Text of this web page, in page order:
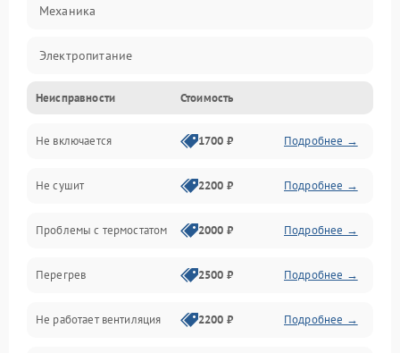
Механика
Электропитание
Нагрев
Механические повреждения
Оптика
Программное обеспечение
Датчики
Безопасность
Неисправности Стоимость
Не включается 1700 ₽ Подробнее →
Не сушит 2200 ₽ Подробнее →
Проблемы с термостатом 2000 ₽ Подробнее →
Перегрев 2500 ₽ Подробнее →
Не работает вентиляция 2200 ₽ Подробнее →